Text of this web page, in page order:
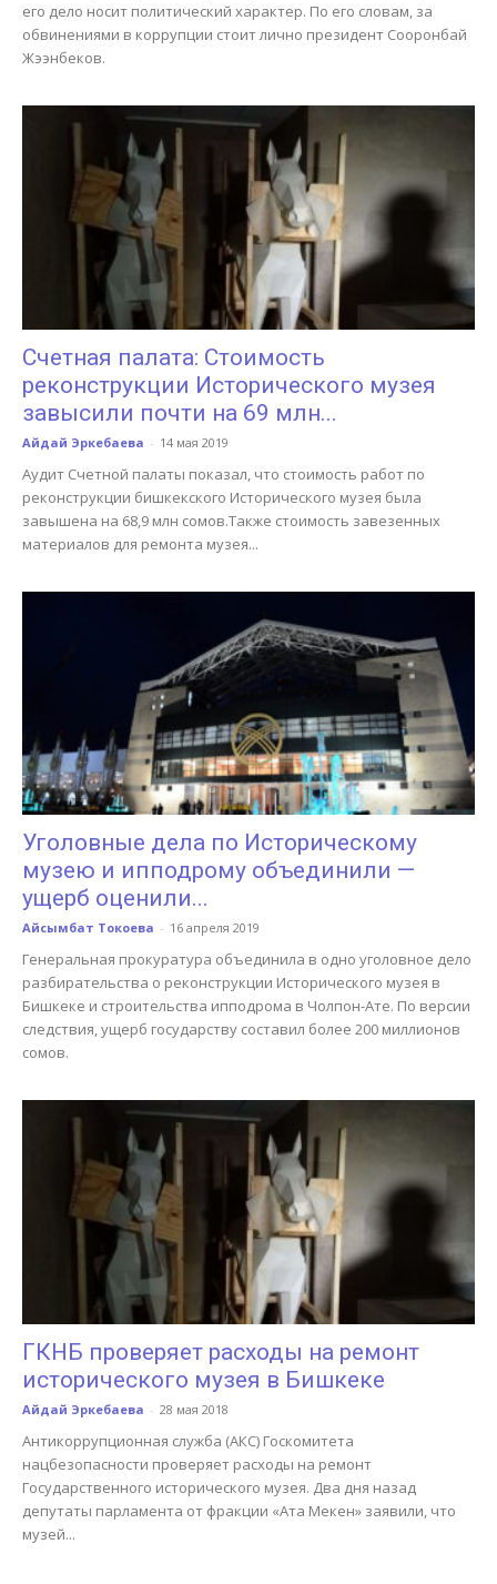
его дело носит политический характер. По его словам, за
обвинениями в коррупции стоит лично президент Сооронбай
Жээнбеков.
Счетная палата: Стоимость
реконструкции Исторического музея
завысили почти на 69 млн...
Айдай Эркебаева - 14 мая 2019
Аудит Счетной палаты показал, что стоимость работ по
реконструкции бишкекского Исторического музея была
завышена на 68,9 млн сомов.Также стоимость завезенных
материалов для ремонта музея...
Уголовные дела по Историческому
музею и ипподрому объединили —
ущерб оценили...
Айсымбат Токоева - 16 апреля 2019
Генеральная прокуратура объединила в одно уголовное дело
разбирательства о реконструкции Исторического музея в
Бишкеке и строительства ипподрома в Чолпон-Ате. По версии
следствия, ущерб государству составил более 200 миллионов
сомов.
ГКНБ проверяет расходы на ремонт
исторического музея в Бишкеке
Айдай Эркебаева - 28 мая 2018
Антикоррупционная служба (АКС) Госкомитета
нацбезопасности проверяет расходы на ремонт
Государственного исторического музея. Два дня назад
депутаты парламента от фракции «Ата Мекен» заявили, что
музей...